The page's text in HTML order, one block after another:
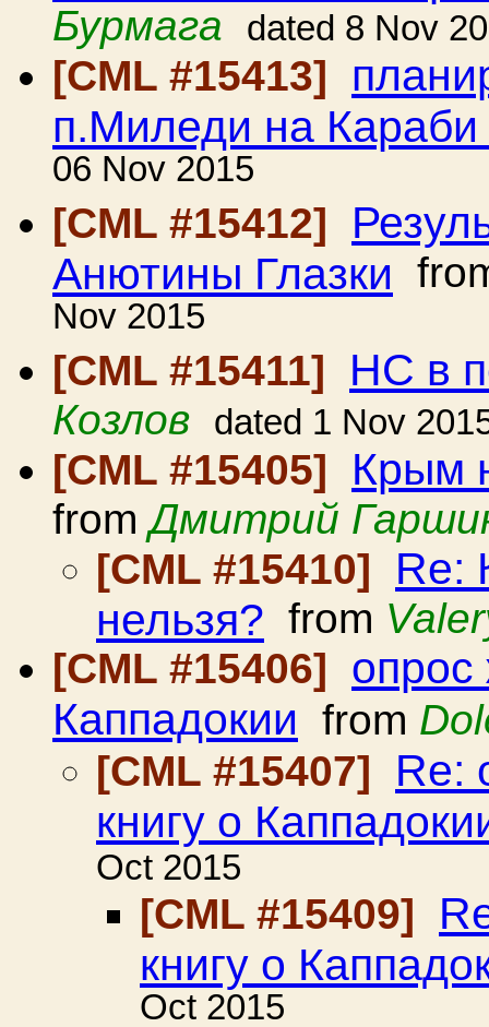
Бурмага
dated 8 Nov
[CML #15413]
п.Миледи на Караби
06 Nov 2015
[CML #15412]
Анютины Глазки
Nov 2015
[CML #15411]
НС в
Козлов dated 1 Nov
[CML #15405] Крым
fromДмитрий
[CML #15410]
Re:
нельзя? from
[CML #15406] опрос
Каппадокии from
[CML #15407]
Re:
книгу о
Oct 2015
[CML #15409]
книгу о
Oct 2015